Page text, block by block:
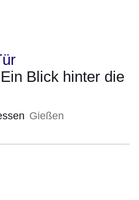
Blick hinter die
Gießen